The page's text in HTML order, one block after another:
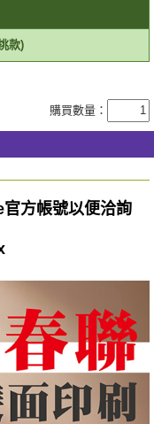
款)
購買數量：
官方帳號以便洽詢